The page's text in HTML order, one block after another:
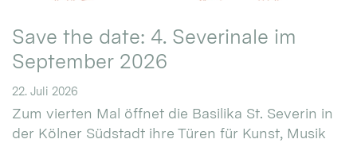
Save the date: 4. Severinale im
September 2026
22. Juli 2026
Zum vierten Mal öffnet die Basilika St. Severin in
der Kölner Südstadt ihre Türen für Kunst, Musik